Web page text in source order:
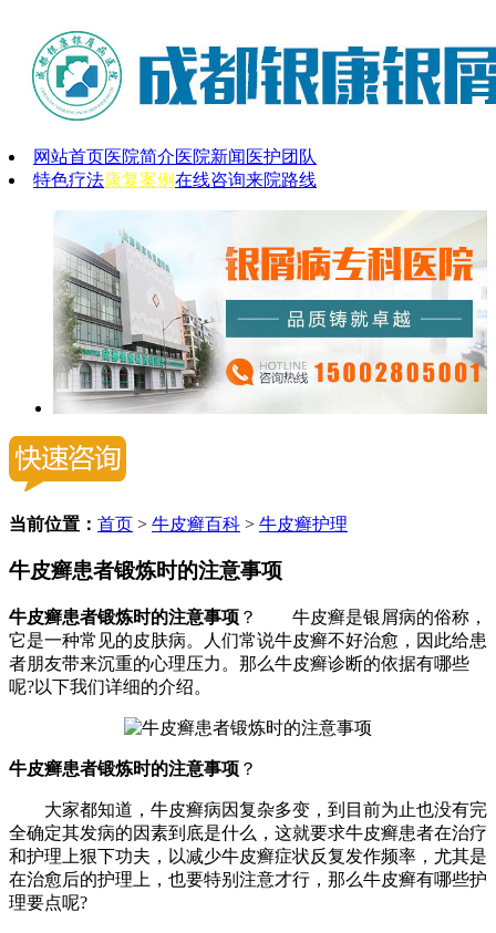
网站首页医院简介医院新闻 医护团队
特色疗法康复案例在线咨询来院路线
当前位置： 首页 > 牛皮癣百科 > 牛皮癣护理
牛皮癣患者锻炼时的注意事项
牛皮癣患者锻炼时的注意事项 ？ 牛皮癣是银屑病的俗称，
它是一种常见的皮肤病。人们常说牛皮癣不好治愈，因此给患
者朋友带来沉重的心理压力。那么牛皮癣诊断的依据有哪些
呢?以下我们详细的介绍。
牛皮癣患者锻炼时的注意事项 ？
大家都知道，牛皮癣病因复杂多变，到目前为止也没有完
全确定其发病的因素到底是什么，这就要求牛皮癣患者在治疗
和护理上狠下功夫，以减少牛皮癣症状反复发作频率，尤其是
在治愈后的护理上，也要特别注意才行，那么牛皮癣有哪些护
理要点呢?